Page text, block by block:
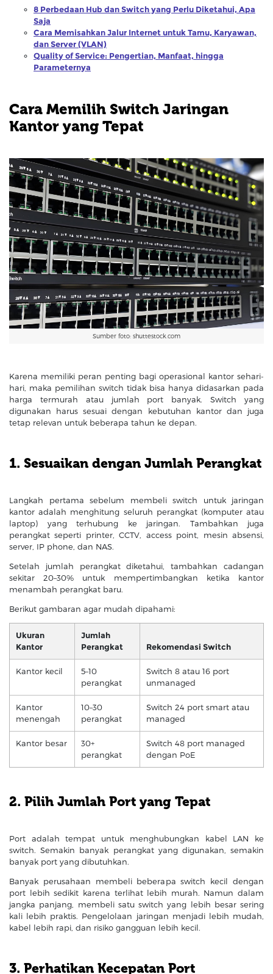
8 Perbedaan Hub dan Switch yang Perlu Diketahui, Apa
Saja
Cara Memisahkan Jalur Internet untuk Tamu, Karyawan,
dan Server (VLAN)
Quality of Service: Pengertian, Manfaat, hingga
Parameternya
Cara Memilih Switch Jaringan
Kantor yang Tepat
Sumber foto: shuttestock.com
Karena memiliki peran penting bagi operasional kantor sehari-
hari, maka pemilihan switch tidak bisa hanya didasarkan pada
harga termurah atau jumlah port banyak. Switch yang
digunakan harus sesuai dengan kebutuhan kantor dan juga
tetap relevan untuk beberapa tahun ke depan.
1. Sesuaikan dengan Jumlah Perangkat
Langkah pertama sebelum membeli switch untuk jaringan
kantor adalah menghitung seluruh perangkat (komputer atau
laptop) yang terhubung ke jaringan. Tambahkan juga
perangkat seperti printer, CCTV, access point, mesin absensi,
server, IP phone, dan NAS.
Setelah jumlah perangkat diketahui, tambahkan cadangan
sekitar 20–30% untuk mempertimbangkan ketika kantor
menambah perangkat baru.
Berikut gambaran agar mudah dipahami:
Ukuran
Kantor
Jumlah
Perangkat
Rekomendasi Switch
Kantor kecil
5–10
perangkat
Switch 8 atau 16 port
unmanaged
Kantor
menengah
10–30
perangkat
Switch 24 port smart atau
managed
Kantor besar
30+
perangkat
Switch 48 port managed
dengan PoE
2. Pilih Jumlah Port yang Tepat
Port adalah tempat untuk menghubungkan kabel LAN ke
switch. Semakin banyak perangkat yang digunakan, semakin
banyak port yang dibutuhkan.
Banyak perusahaan membeli beberapa switch kecil dengan
port lebih sedikit karena terlihat lebih murah. Namun dalam
jangka panjang, membeli satu switch yang lebih besar sering
kali lebih praktis. Pengelolaan jaringan menjadi lebih mudah,
kabel lebih rapi, dan risiko gangguan lebih kecil.
3. Perhatikan Kecepatan Port